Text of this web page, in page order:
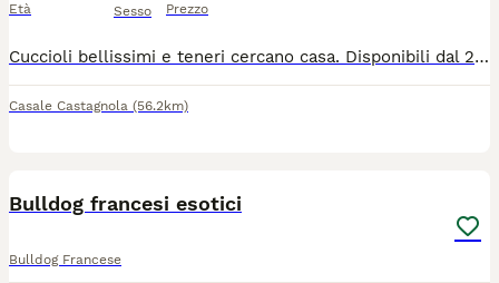
Età Sesso Prezzo
Cuccioli bellissimi e teneri cercano casa. Disponibili dal 29 luglio. sverminazione, vaccino, microchip e libretto sanitario incluso nel prezzo. Consegna in tutt’Italia .
Casale Castagnola (56.2km)
Bulldog francesi esotici
Bulldog Francese